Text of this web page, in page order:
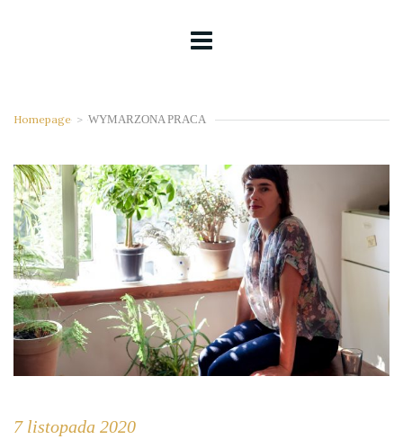
Homepage > WYMARZONA PRACA
7 listopada 2020